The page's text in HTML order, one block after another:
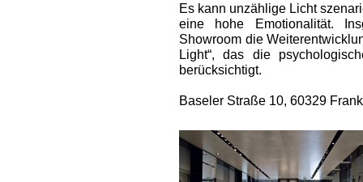
Es kann unzählige Licht
eine hohe Emotionalität.
Showroom die
Light“, das die
berücksichtigt.
Baseler Straße 10, 60329